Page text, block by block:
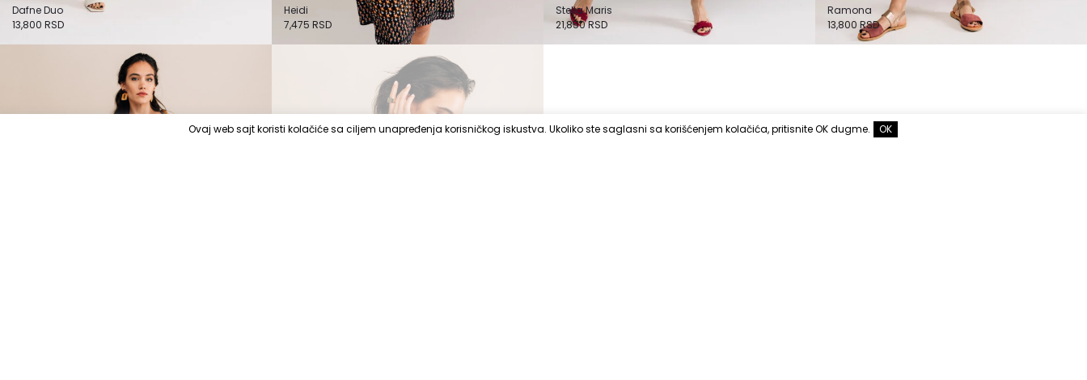
Dafne Duo
13,800 RSD
Heidi
7,475 RSD
Stella Maris
21,850RSD
Ramona
13,800 RSD
Ovaj web sajt koristi kolačiće sa ciljem unapređenja korisničkog iskustva. Ukoliko ste saglasni sa korišćenjem kolačića, pritisnite OK dugme. OK